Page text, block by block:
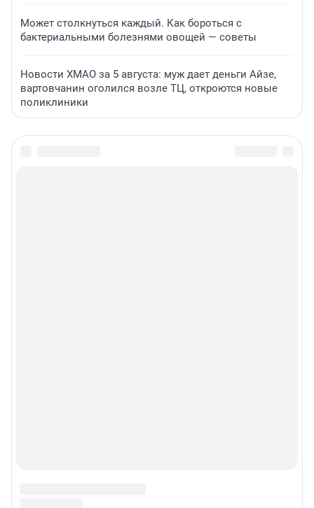
Может столкнуться каждый. Как бороться с
бактериальными болезнями овощей — советы
Новости ХМАО за 5 августа: муж дает деньги Айзе,
вартовчанин оголился возле ТЦ, откроются новые
поликлиники